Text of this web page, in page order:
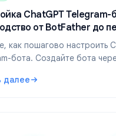
ChatGPT Telegram-
от BotFather до
как пошагово настроить
бота. Создайте бота
no-code инструментов и
далееChatGPT Telegram-